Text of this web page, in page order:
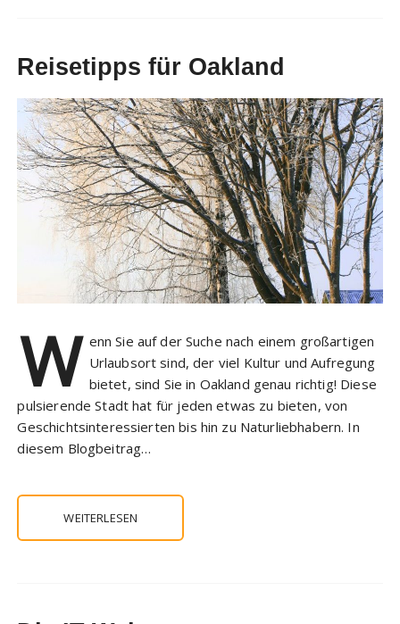
Reisetipps für Oakland
W enn Sie auf der Suche nach einem großartigen
Urlaubsort sind, der viel Kultur und Aufregung
bietet, sind Sie in Oakland genau richtig! Diese
pulsierende Stadt hat für jeden etwas zu bieten, von
Geschichtsinteressierten bis hin zu Naturliebhabern. In
diesem Blogbeitrag…
WEITERLESEN